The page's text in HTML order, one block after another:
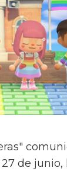
de junio,